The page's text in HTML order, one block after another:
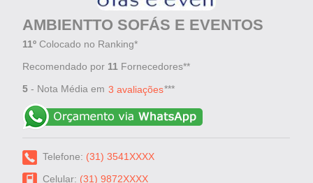
AMBIENTTO SOFÁS E EVENTOS
11º Colocado no Ranking*
Recomendado por 11 Fornecedores**
5 - Nota Média em 3 avaliações***
Telefone: (31) 3541XXXX
Celular: (31) 9872XXXX